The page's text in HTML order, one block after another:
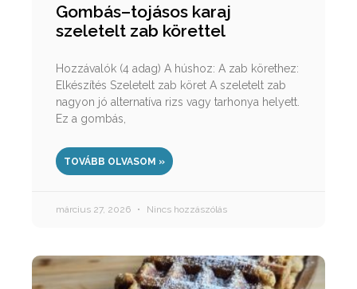
Gombás–tojásos karaj
szeletelt zab körettel
Hozzávalók (4 adag) A húshoz: A zab körethez:
Elkészítés Szeletelt zab köret A szeletelt zab
nagyon jó alternatíva rizs vagy tarhonya helyett.
Ez a gombás,
TOVÁBB OLVASOM »
március 27, 2026 Nincs hozzászólás